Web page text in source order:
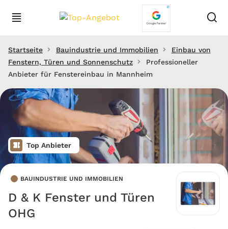
Startseite Bauindustrie und Immobilien
Einbau von
Fenstern, Türen und Sonnenschutz
Professioneller
Anbieter für Fenstereinbau in Mannheim
Top Anbieter
BAUINDUSTRIE UND IMMOBILIEN
D & K Fenster und Türen
OHG